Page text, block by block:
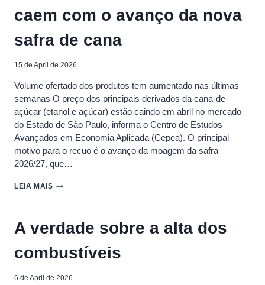
AO
PROGRAMA
SUBVENÇÃO
DIESEL
caem com o avanço da nova
safra de cana
15 de April de 2026
Volume ofertado dos produtos tem aumentado nas últimas
semanas O preço dos principais derivados da cana-de-
açúcar (etanol e açúcar) estão caindo em abril no mercado
do Estado de São Paulo, informa o Centro de Estudos
Avançados em Economia Aplicada (Cepea). O principal
motivo para o recuo é o avanço da moagem da safra
2026/27, que…
LEIA MAIS PREÇOS
DO
CAEM
COM
AVANÇO
A verdade sobre a alta dos
combustíveis
6 de April de 2026